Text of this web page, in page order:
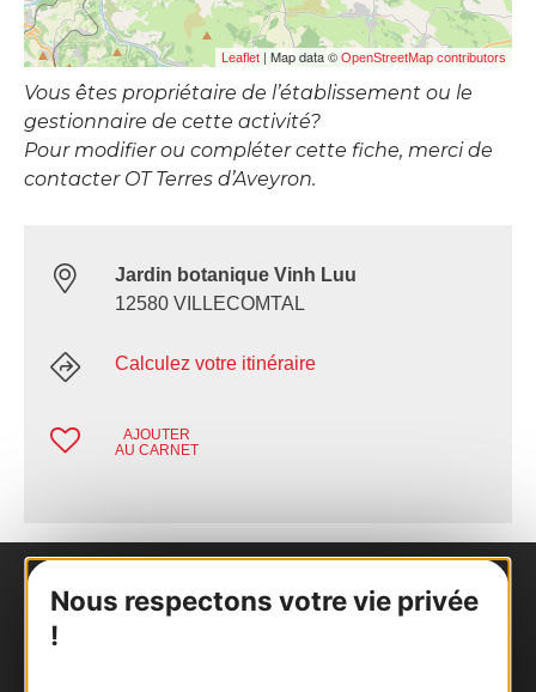
Nous respectons votre vie privée
!
Leaflet | Map data © OpenStreetMap contributors
Vous êtes propriétaire de l’établissement ou le
gestionnaire de cette activité?
Pour modifier ou compléter cette fiche, merci de
contacter OT Terres d’Aveyron.
Jardin botanique Vinh Luu
12580 VILLECOMTAL
Calculez votre itinéraire
AJOUTER
AU CARNET
Nous contacter